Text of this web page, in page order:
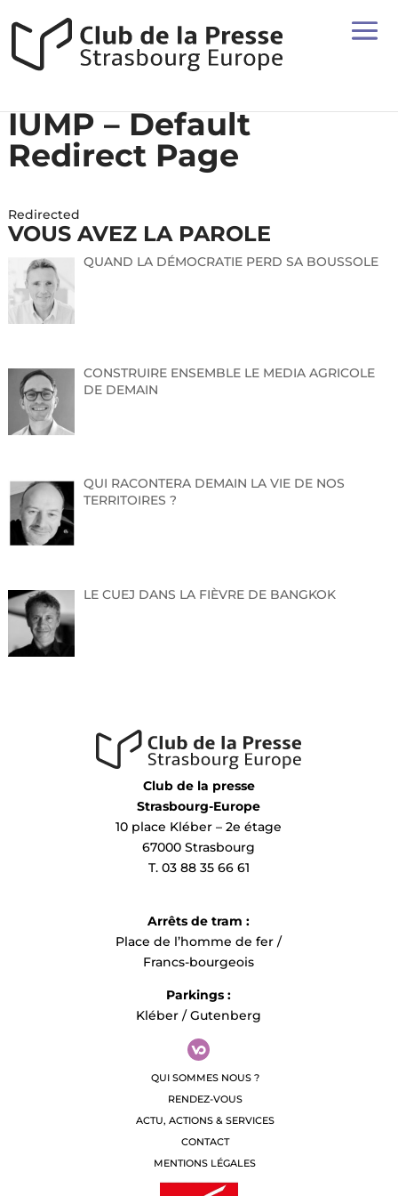
IUMP – Default
Redirect Page
Redirected
VOUS AVEZ LA PAROLE
QUAND LA DÉMOCRATIE PERD SA BOUSSOLE
CONSTRUIRE ENSEMBLE LE MEDIA AGRICOLE
DE DEMAIN
QUI RACONTERA DEMAIN LA VIE DE NOS
TERRITOIRES ?
LE CUEJ DANS LA FIÈVRE DE BANGKOK
Club de la presse
Strasbourg-Europe
10 place Kléber – 2e étage
67000 Strasbourg
T. 03 88 35 66 61
Arrêts de tram :
Place de l’homme de fer /
Francs-bourgeois
Parkings :
Kléber / Gutenberg
QUI SOMMES NOUS ?
RENDEZ-VOUS
ACTU, ACTIONS & SERVICES
CONTACT
MENTIONS LÉGALES